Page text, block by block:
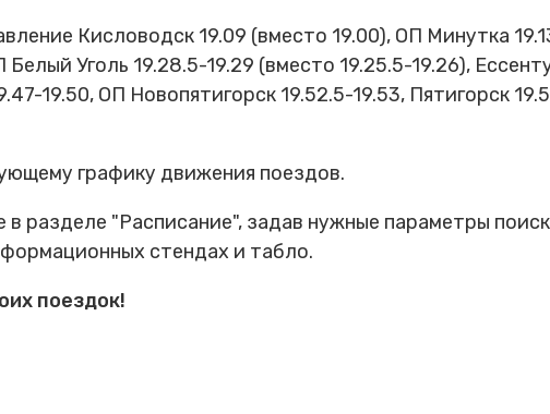
Кисловодск 19.09 (вместо 19.00), ОП Минутка
Уголь 19.28.5-19.29 (вместо 19.25.5-19.26),
19.50, ОП Новопятигорск 19.52.5-19.53, Пятигорск
графику движения поездов.
разделе "Расписание", задав нужные параметры
стендах и табло.
поездок!